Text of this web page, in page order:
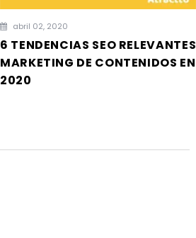
abril 02, 2020
6 TENDENCIAS SEO RELEVANTES
MARKETING DE CONTENIDOS EN
2020